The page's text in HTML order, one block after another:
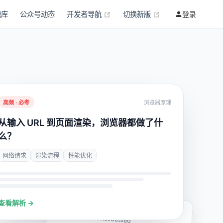
公众号动态 开发者导航 (opens new window)
切换新版 (opens new
登录
手写实现 Promise.allSettled
高频 · 必考 浏览器原理
输入 URL 到页面渲染，浏览器都做了什
？
网络请求 渲染流程 性能优化
看解析 →